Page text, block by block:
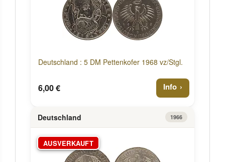
Deutschland : 5 DM Pettenkofer 1968 vz/Stgl.
6,00 € Info
Deutschland 1966
AUSVERKAUFT